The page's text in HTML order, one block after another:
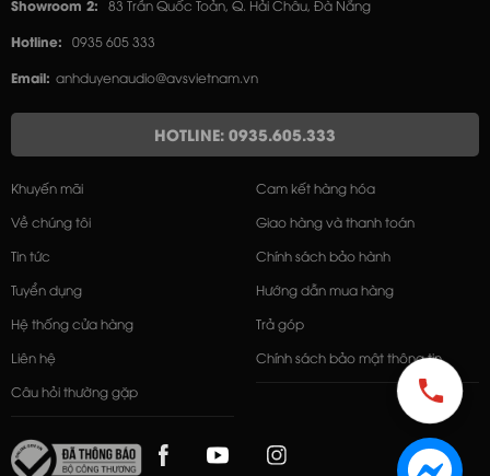
Showroom 2: 83 Trần Quốc Toản, Q. Hải Châu, Đà Nẵng
Hotline: 0935 605 333
Email: anhduyenaudio@avsvietnam.vn
HOTLINE: 0935.605.333
Khuyến mãi
Về chúng tôi
Tin tức
Tuyển dụng
Hệ thống cửa hàng
Liên hệ
Câu hỏi thường gặp
Cam kết hàng hóa
Giao hàng và thanh toán
Chính sách bảo hành
Hướng dẫn mua hàng
Trả góp
Chính sách bảo mật thông tin